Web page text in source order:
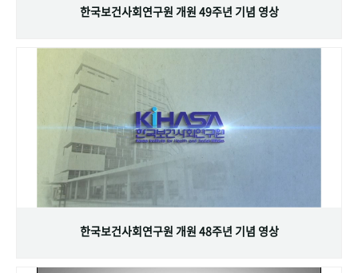
VR 역사관
한국보건사회연구원 개원 49주년 기념 영상
한국보건사회연구원 개원 48주년 기념 영상